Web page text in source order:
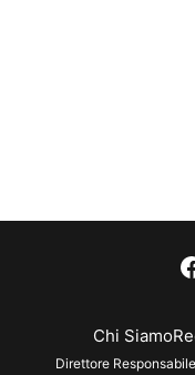
Chi Siamo
Direttore